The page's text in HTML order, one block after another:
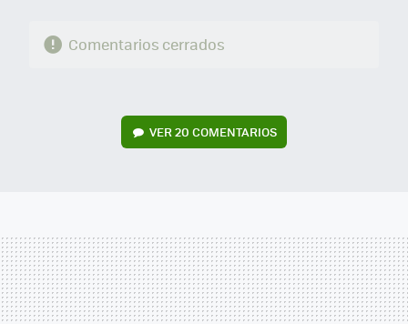
Comentarios cerrados
VER20 COMENTARIOS